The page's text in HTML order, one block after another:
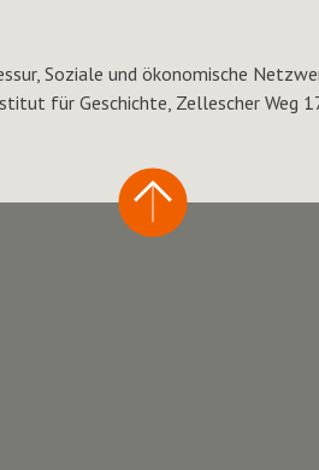
Soziale und ökonomische
für Geschichte, Zellescher Weg